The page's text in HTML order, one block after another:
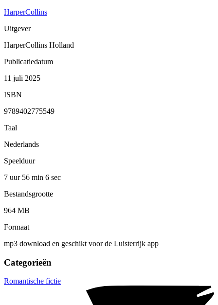
HarperCollins
Uitgever
HarperCollins Holland
Publicatiedatum
11 juli 2025
ISBN
9789402775549
Taal
Nederlands
Speelduur
7 uur 56 min 6 sec
Bestandsgrootte
964 MB
Formaat
mp3 download en geschikt voor de Luisterrijk app
Categorieën
Romantische fictie